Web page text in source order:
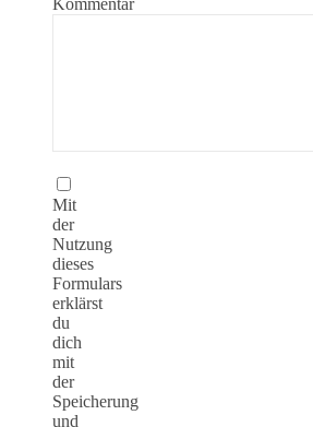
Mit
der
Nutzung
dieses
Formulars
erklärst
du
dich
mit
der
Speicherung
und